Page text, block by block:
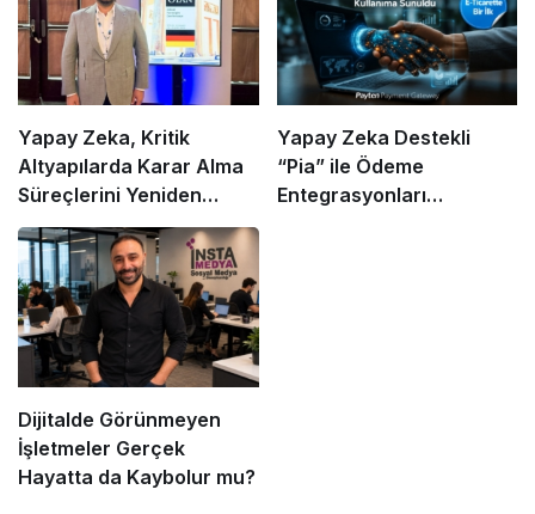
Yapay Zeka, Kritik
Altyapılarda Karar Alma
Süreçlerini Yeniden
Şekillendiriyor
Yapay Zeka Destekli
“Pia” ile Ödeme
Entegrasyonları
Dijitalde Görünmeyen
İşletmeler Gerçek
Hayatta da Kaybolur mu?